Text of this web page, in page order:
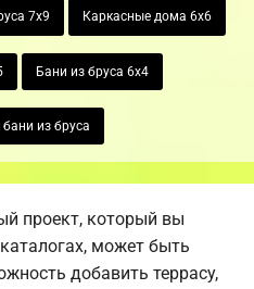
7х9 Каркасные дома 6х6
Бани из бруса 6х4
из бруса
проект, который вы
может быть
добавить террасу,